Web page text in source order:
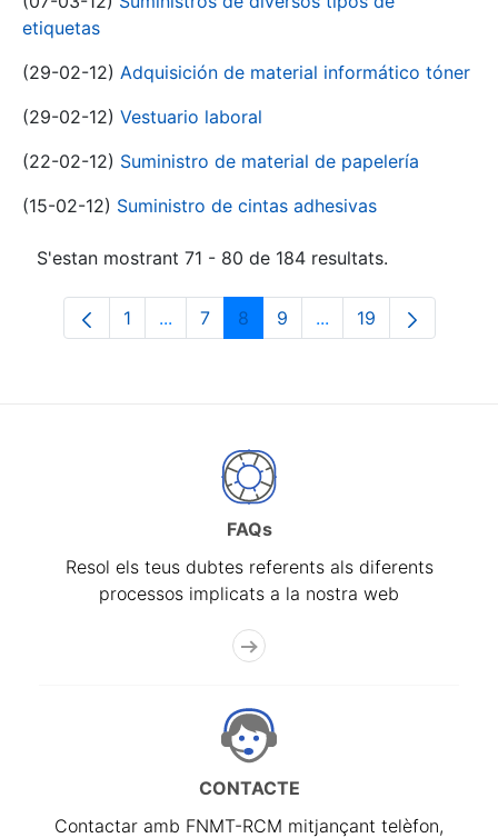
etiquetas
(29-02-12) Adquisición de material informático tóner
(29-02-12) Vestuario laboral
(22-02-12) Suministro de material de papelería
(15-02-12) Suministro de cintas adhesivas
S'estan mostrant 71 - 80 de 184 resultats.
Pàgina
1 ...Pàgines intermèdies Utilitzeu TAB per
Pàgina
7 Pàgina
8 Pàgina
9 ...PàginesPàgina
19
FAQs
Resol els teus dubtes referents als diferents
processos implicats a la nostra web
CONTACTE
Contactar amb FNMT-RCM mitjançant telèfon,